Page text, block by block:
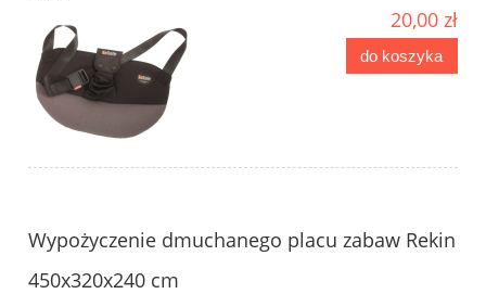
20,00 zł
do koszyka
Wypożyczenie dmuchanego placu zabaw Rekin
450x320x240 cm